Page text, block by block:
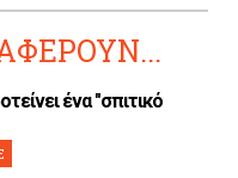
ένα "σπιτικό